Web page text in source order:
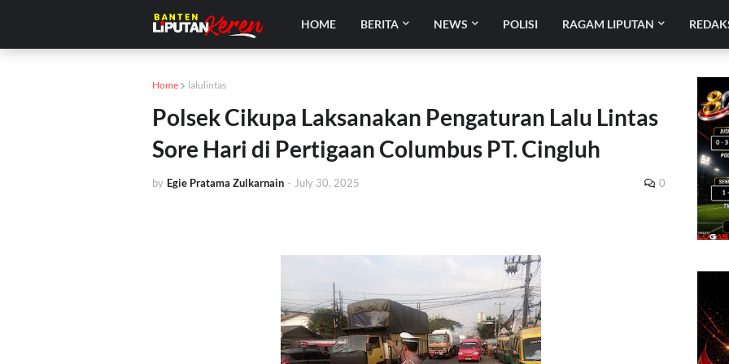
HOME BERITA NEWS POLISI RAGAM LIPUTAN
Home lalulintas
Polsek Cikupa Laksanakan Pengaturan Lalu Lintas
Sore Hari di Pertigaan Columbus PT. Cingluh
by Egie Pratama Zulkarnain - July 30, 2025 0